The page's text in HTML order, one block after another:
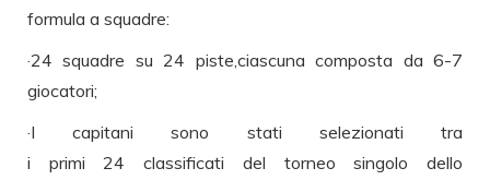
formula a squadre:
·24 squadre su 24 piste,ciascuna composta da 6-7
giocatori;
·I capitani sono stati selezionati tra
i primi 24 classificati del torneo singolo dello